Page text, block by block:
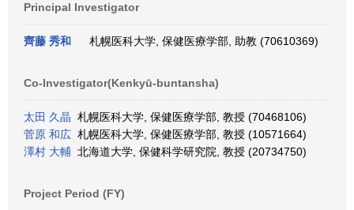
Principal Investigator
齊藤 秀和 札幌医科大学, 保健医療学部, 助教 (70610369)
Co-Investigator(Kenkyū-buntansha)
太田 久晶 札幌医科大学, 保健医療学部, 教授 (70468106)
菅原 和広 札幌医科大学, 保健医療学部, 教授 (10571664)
澤村 大輔 北海道大学, 保健科学研究院, 教授 (20734750)
Project Period (FY)